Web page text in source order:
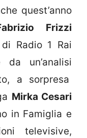
quest’anno
Frizzi
di Radio 1 Rai
un’analisi
a sorpresa
Mirka Cesari
in Famiglia e
televisive,